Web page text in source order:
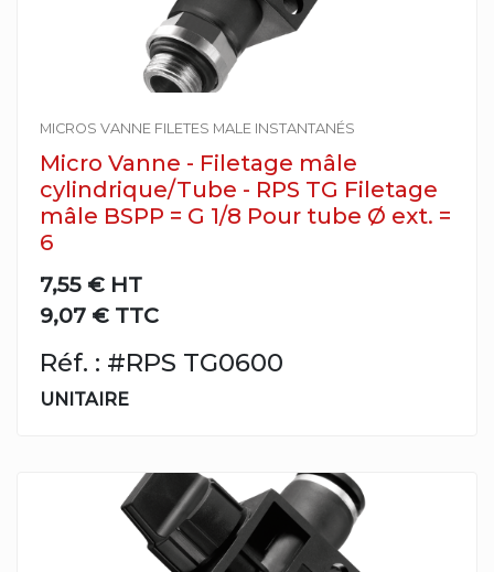
MICROS VANNE FILETES MALE INSTANTANÉS
Micro Vanne - Filetage mâle
cylindrique/Tube - RPS TG Filetage
mâle BSPP = G 1/8 Pour tube Ø ext. =
6
7,55 € HT
9,07 € TTC
Réf. : #RPS TG0600
UNITAIRE